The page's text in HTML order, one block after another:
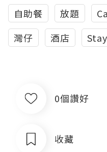
自助餐 放題
灣仔
酒店
0個讚好
收藏